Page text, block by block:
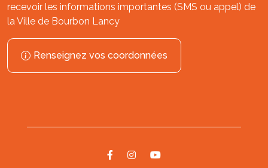
recevoir les informations importantes (SMS ou appel) de
la Ville de Bourbon Lancy
Renseignez vos coordonnées